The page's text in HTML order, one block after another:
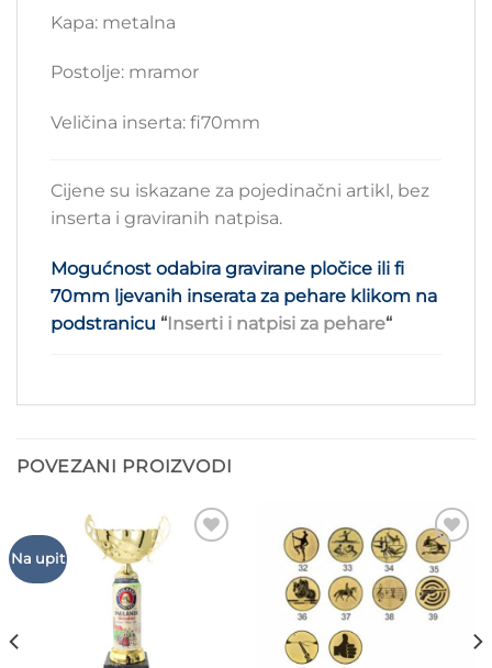
Kapa: metalna
Postolje: mramor
Veličina inserta: fi70mm
Cijene su iskazane za pojedinačni artikl, bez
inserta i graviranih natpisa.
Mogućnost odabira gravirane pločice ili fi
70mm ljevanih inserata za pehare klikom na
podstranicu “Inserti i natpisi za pehare“
POVEZANI PROIZVODI
Na upit
Add to
Wishlist